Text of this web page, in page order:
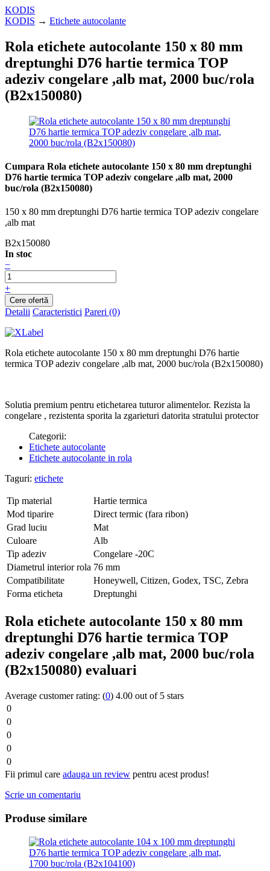
KODIS
KODIS → Etichete autocolante
Rola etichete autocolante 150 x 80 mm
dreptunghi D76 hartie termica TOP
adeziv congelare ,alb mat, 2000 buc/rola
(B2x150080)
Cumpara Rola etichete autocolante 150 x 80 mm dreptunghi
D76 hartie termica TOP adeziv congelare ,alb mat, 2000
buc/rola (B2x150080)
150 x 80 mm dreptunghi D76 hartie termica TOP adeziv congelare
,alb mat
B2x150080
In stoc
−
+
Detalii Caracteristici Pareri (0)
Rola etichete autocolante 150 x 80 mm dreptunghi D76 hartie
termica TOP adeziv congelare ,alb mat, 2000 buc/rola (B2x150080)
Solutia premium pentru etichetarea tuturor alimentelor. Rezista la
congelare , rezistenta sporita la zgarieturi datorita stratului protector
Categorii:
Etichete autocolante
Etichete autocolante in rola
Taguri: etichete
Tip material
Hartie termica
Mod tiparire
Direct termic (fara ribon)
Grad luciu
Mat
Culoare
Alb
Tip adeziv
Congelare -20C
Diametrul interior rola 76 mm
Compatibilitate
Honeywell, Citizen, Godex, TSC, Zebra
Forma eticheta
Dreptunghi
Rola etichete autocolante 150 x 80 mm
dreptunghi D76 hartie termica TOP
adeziv congelare ,alb mat, 2000 buc/rola
(B2x150080) evaluari
Average customer rating: (0) 4.00 out of 5 stars
0
0
0
0
0
Fii primul care adauga un review pentru acest produs!
Scrie un comentariu
Produse similare